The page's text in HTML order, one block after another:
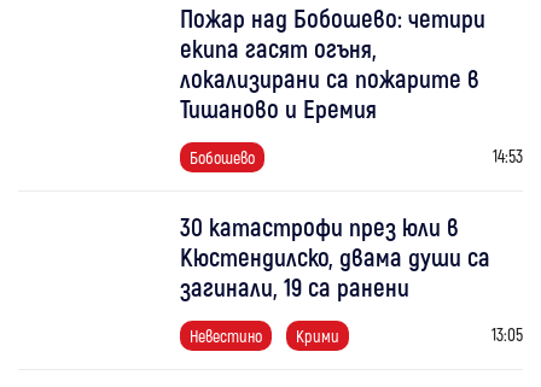
Пожар над Бобошево: четири
екипа гасят огъня,
локализирани са пожарите в
Тишаново и Еремия
Бобошево 14:53
30 катастрофи през юли в
Кюстендилско, двама души са
загинали, 19 са ранени
Невестино Крими 13:05